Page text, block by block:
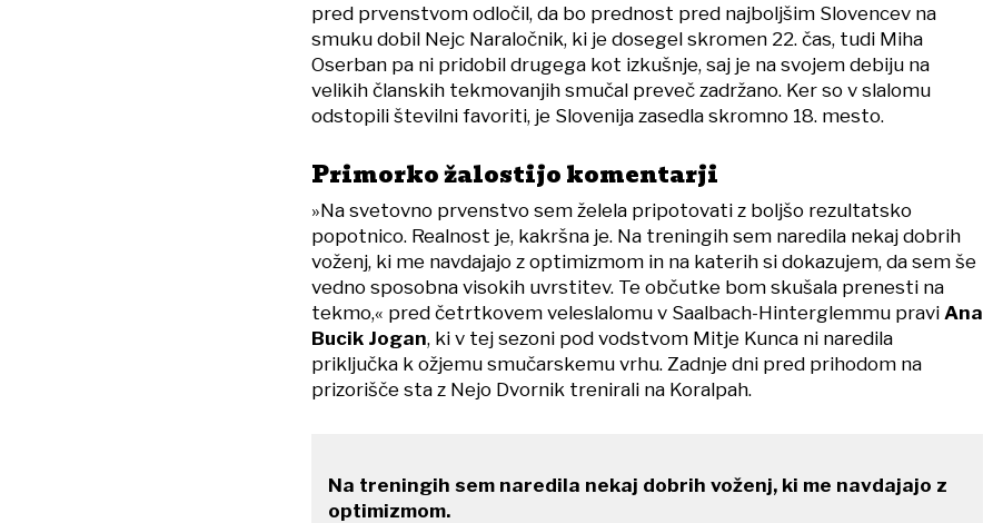
pred prvenstvom odločil, da bo prednost pred najboljšim Slovencev na
smuku dobil Nejc Naraločnik, ki je dosegel skromen 22. čas, tudi Miha
Oserban pa ni pridobil drugega kot izkušnje, saj je na svojem debiju na
velikih članskih tekmovanjih smučal preveč zadržano. Ker so v slalomu
odstopili številni favoriti, je Slovenija zasedla skromno 18. mesto.
Primorko žalostijo komentarji
»Na svetovno prvenstvo sem želela pripotovati z boljšo rezultatsko
popotnico. Realnost je, kakršna je. Na treningih sem naredila nekaj dobrih
voženj, ki me navdajajo z optimizmom in na katerih si dokazujem, da sem še
vedno sposobna visokih uvrstitev. Te občutke bom skušala prenesti na
tekmo,« pred četrtkovem veleslalomu v Saalbach-Hinterglemmu pravi Ana
Bucik Jogan, ki v tej sezoni pod vodstvom Mitje Kunca ni naredila
priključka k ožjemu smučarskemu vrhu. Zadnje dni pred prihodom na
prizorišče sta z Nejo Dvornik trenirali na Koralpah.
Na treningih sem naredila nekaj dobrih voženj, ki me navdajajo z
optimizmom.